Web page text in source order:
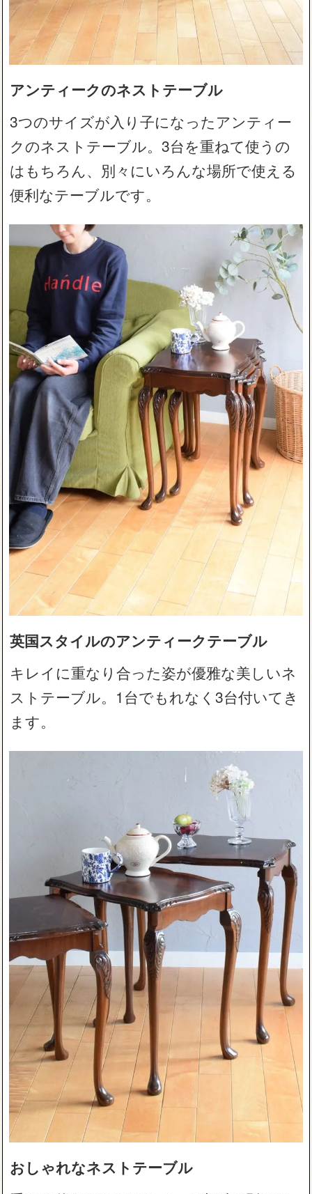
アンティークのネストテーブル
3つのサイズが入り子になったアンティー
クのネストテーブル。3台を重ねて使うの
はもちろん、別々にいろんな場所で使える
便利なテーブルです。
英国スタイルのアンティークテーブル
キレイに重なり合った姿が優雅な美しいネ
ストテーブル。1台でもれなく3台付いてき
ます。
おしゃれなネストテーブル